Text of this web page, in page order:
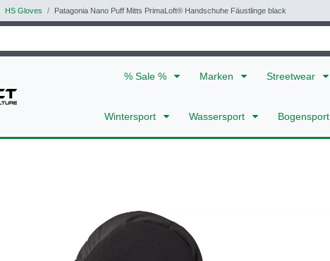
HS Gloves Patagonia Nano Puff Mitts PrimaLoft® Handschuhe Fäustlinge black
% Sale % Marken Streetwear
Wintersport Wassersport Bogensport